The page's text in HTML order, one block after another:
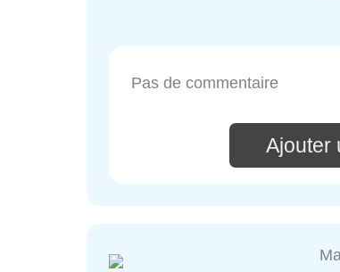
Pas de commentaire
Ajouter